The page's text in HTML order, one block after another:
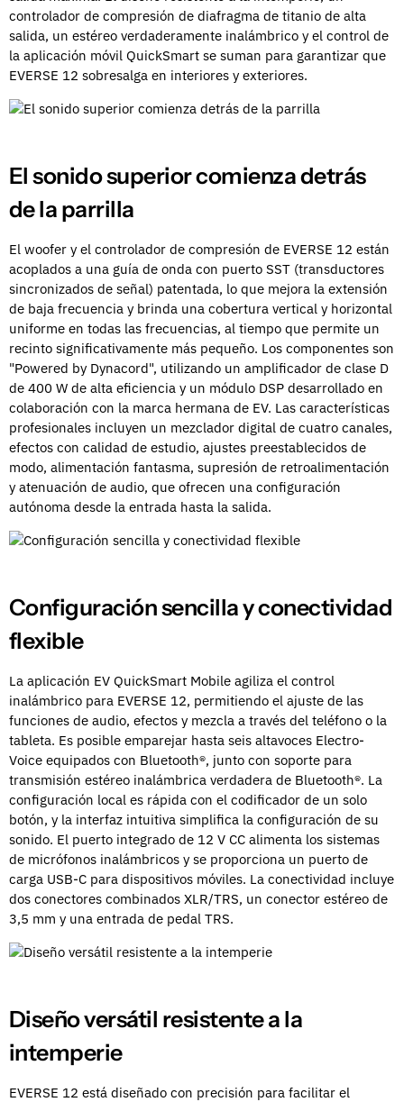
controlador de compresión de diafragma de titanio de alta
salida, un estéreo verdaderamente inalámbrico y el control de
la aplicación móvil QuickSmart se suman para garantizar que
EVERSE 12 sobresalga en interiores y exteriores.
El sonido superior comienza detrás
de la parrilla
El woofer y el controlador de compresión de EVERSE 12 están
acoplados a una guía de onda con puerto SST (transductores
sincronizados de señal) patentada, lo que mejora la extensión
de baja frecuencia y brinda una cobertura vertical y horizontal
uniforme en todas las frecuencias, al tiempo que permite un
recinto significativamente más pequeño. Los componentes son
"Powered by Dynacord", utilizando un amplificador de clase D
de 400 W de alta eficiencia y un módulo DSP desarrollado en
colaboración con la marca hermana de EV. Las características
profesionales incluyen un mezclador digital de cuatro canales,
efectos con calidad de estudio, ajustes preestablecidos de
modo, alimentación fantasma, supresión de retroalimentación
y atenuación de audio, que ofrecen una configuración
autónoma desde la entrada hasta la salida.
Configuración sencilla y conectividad
flexible
La aplicación EV QuickSmart Mobile agiliza el control
inalámbrico para EVERSE 12, permitiendo el ajuste de las
funciones de audio, efectos y mezcla a través del teléfono o la
tableta. Es posible emparejar hasta seis altavoces Electro-
Voice equipados con Bluetooth®, junto con soporte para
transmisión estéreo inalámbrica verdadera de Bluetooth®. La
configuración local es rápida con el codificador de un solo
botón, y la interfaz intuitiva simplifica la configuración de su
sonido. El puerto integrado de 12 V CC alimenta los sistemas
de micrófonos inalámbricos y se proporciona un puerto de
carga USB-C para dispositivos móviles. La conectividad incluye
dos conectores combinados XLR/TRS, un conector estéreo de
3,5 mm y una entrada de pedal TRS.
Diseño versátil resistente a la
intemperie
EVERSE 12 está diseñado con precisión para facilitar el